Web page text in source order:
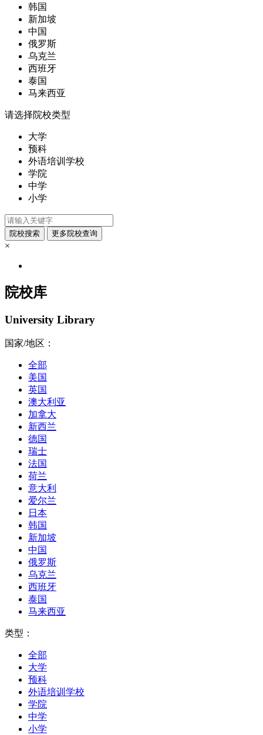
韩国
新加坡
中国
俄罗斯
乌克兰
西班牙
泰国
马来西亚
请选择院校类型
大学
预科
外语培训学校
学院
中学
小学
×
院校库
University Library
国家/地区：
全部
美国
英国
澳大利亚
加拿大
新西兰
德国
瑞士
法国
荷兰
意大利
爱尔兰
日本
韩国
新加坡
中国
俄罗斯
乌克兰
西班牙
泰国
马来西亚
类型：
全部
大学
预科
外语培训学校
学院
中学
小学